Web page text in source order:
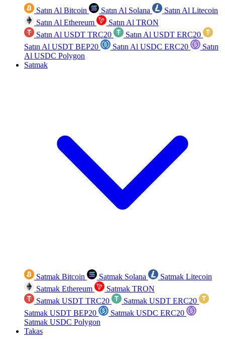
Satın Al Bitcoin Satın Al Solana
Satın Al Litecoin
Satın Al Ethereum
Satın Al TRON
Satın Al USDT TRC20
Satın Al USDT ERC20
Satın Al USDT BEP20
Satın Al USDC ERC20
Satın
Al USDC Polygon
Satmak
Satmak Bitcoin Satmak Solana
Satmak Litecoin
Satmak Ethereum
Satmak TRON
Satmak USDT TRC20
Satmak USDT ERC20
Satmak USDT BEP20
Satmak USDC ERC20
Satmak USDC Polygon
Takas